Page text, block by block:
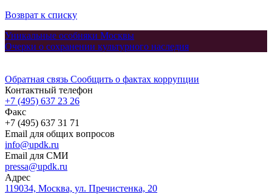
Возврат к списку
Уникальные особняки Москвы
Очерки о сохранении культурного наследия
Обратная связь Сообщить о фактах коррупции
Контактный телефон
+7 (495) 637 23 26
Факс
+7 (495) 637 31 71
Email для общих вопросов
info@updk.ru
Email для СМИ
pressa@updk.ru
Адрес
119034, Москва, ул. Пречистенка, 20